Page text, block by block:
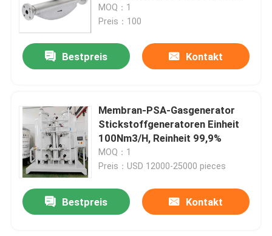
Startseite
Produkte
Videos
CoriolisMaster
MOQ：1
Preis：100
Bestpreis Kontakt
Membran-PSA-Gasgenerator
Stickstoffgeneratoren Einheit
100Nm3/H, Reinheit 99,9%
MOQ：1
Preis：USD 12000-25000 pieces
Bestpreis Kontakt
Abmessung ABB Druckübertrager 261GC, 261GG, 261GJ, 261GM, 261GN